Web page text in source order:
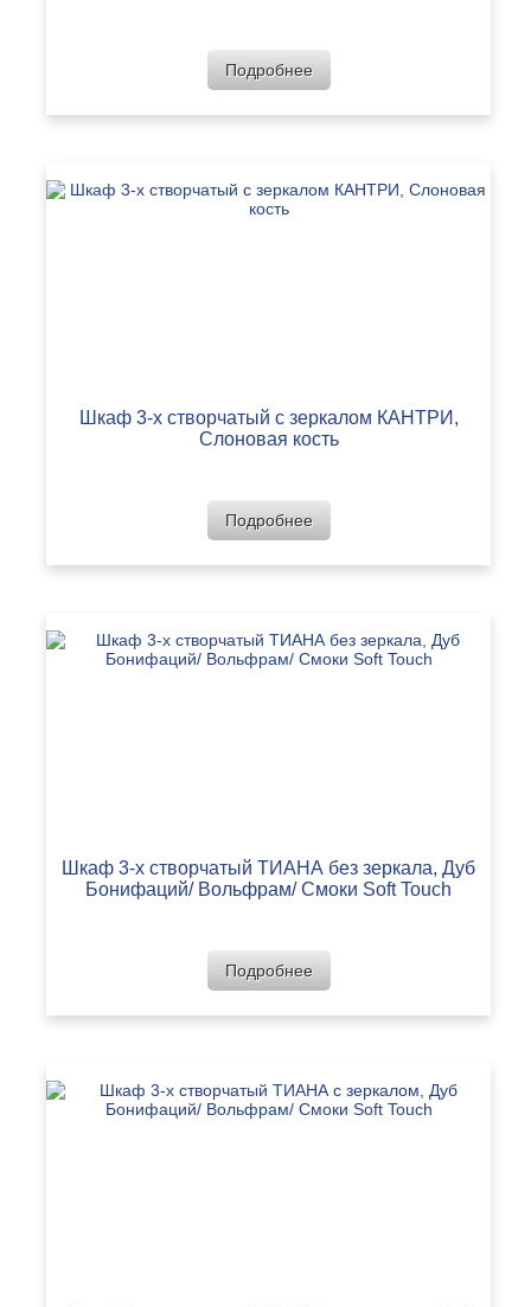
Подробнее
Шкаф 3-х створчатый с зеркалом КАНТРИ,
Слоновая кость
Подробнее
Шкаф 3-х створчатый ТИАНА без зеркала, Дуб
Бонифаций/ Вольфрам/ Смоки Soft Touch
Подробнее